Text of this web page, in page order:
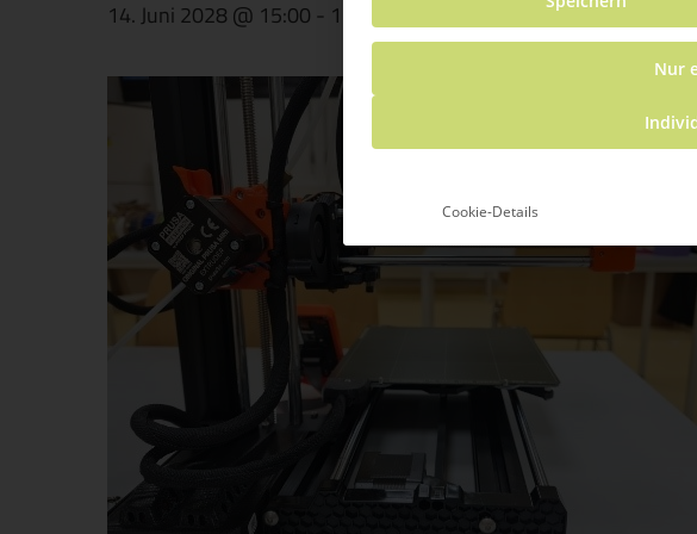
14. Juni 2028 @ 15:00 - 17:00 Wiederkehrende Veranstaltung
Nur
Cookie-Details